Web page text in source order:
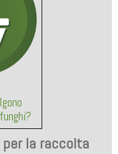
la raccolta